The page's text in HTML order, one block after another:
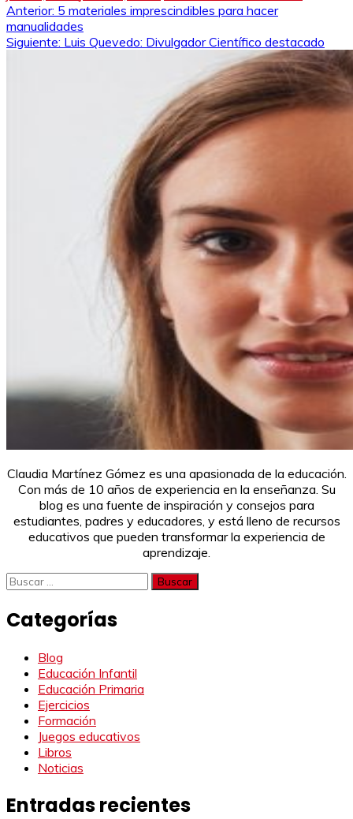
Navegación
de
Anterior: 5 materiales imprescindibles para hacer
manualidades
Siguiente: Luis Quevedo: Divulgador Científico destacado
Claudia Martínez Gómez es una apasionada de la educación.
Con más de 10 años de experiencia en la enseñanza. Su
blog es una fuente de inspiración y consejos para
estudiantes, padres y educadores, y está lleno de recursos
educativos que pueden transformar la experiencia de
aprendizaje.
Buscar:
Categorías
Blog
Educación Infantil
Educación Primaria
Ejercicios
Formación
Juegos educativos
Libros
Noticias
Entradas recientes